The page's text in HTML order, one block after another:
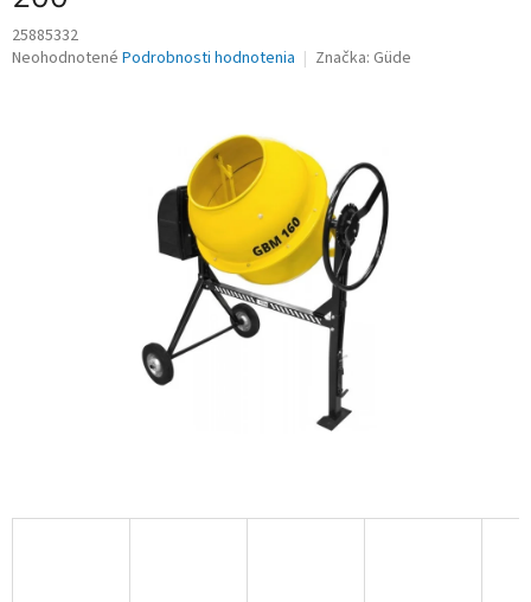
25885332
Priemerné
Neohodnotené Podrobnosti hodnotenia Značka: Güde